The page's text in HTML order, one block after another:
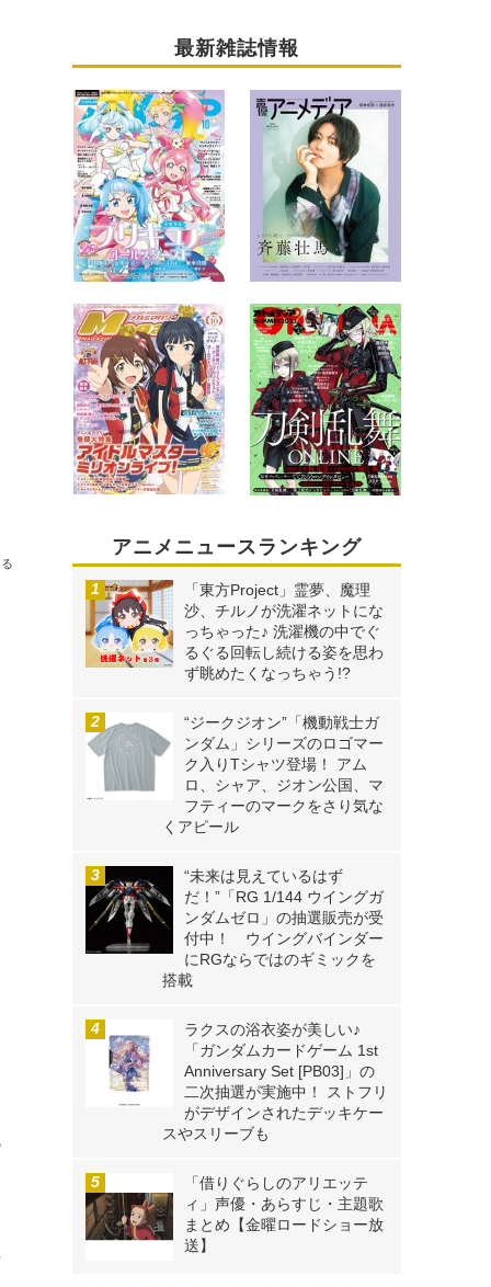
最新雑誌情報
アニメニュースランキング
「東方Project」霊夢、魔理
沙、チルノが洗濯ネットにな
っちゃった♪ 洗濯機の中でぐ
るぐる回転し続ける姿を思わ
ず眺めたくなっちゃう!?
“ジークジオン”「機動戦士ガ
ンダム」シリーズのロゴマー
ク入りTシャツ登場！ アム
ロ、シャア、ジオン公国、マ
フティーのマークをさり気な
くアピール
“未来は見えているはず
だ！”「RG 1/144 ウイングガ
ンダムゼロ」の抽選販売が受
付中！ ウイングバインダー
にRGならではのギミックを
搭載
ラクスの浴衣姿が美しい♪
「ガンダムカードゲーム 1st
Anniversary Set [PB03]」の
二次抽選が実施中！ ストフリ
がデザインされたデッキケー
スやスリーブも
「借りぐらしのアリエッテ
ィ」声優・あらすじ・主題歌
まとめ【金曜ロードショー放
送】